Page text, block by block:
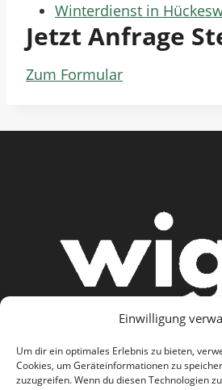
Einwilligung
Um dir ein optimales Erlebnis zu bieten,
Cookies, um Geräteinformationen zu
zuzugreifen. Wenn du diesen Technologien
Winterdienst in
Jetzt Anfrage
Zum Formular